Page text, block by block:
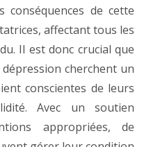
conséquences de cette
affectant tous les
Il est donc crucial que
cherchent un
conscientes de leurs
Avec un soutien
appropriées, de